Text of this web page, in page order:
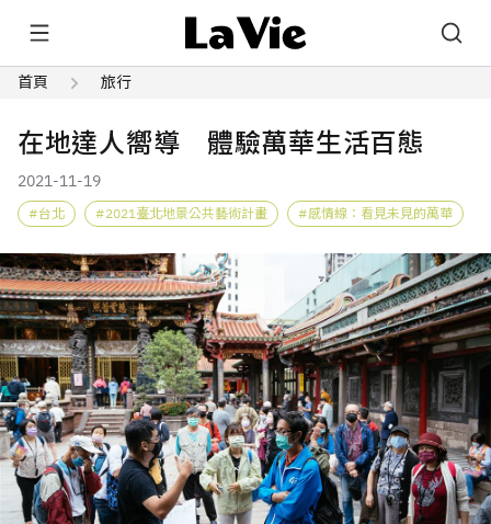
首頁 旅行
在地達人嚮導 體驗萬華生活百態
2021-11-19
台北 2021臺北地景公共藝術計畫 感情線：看見未見的萬華